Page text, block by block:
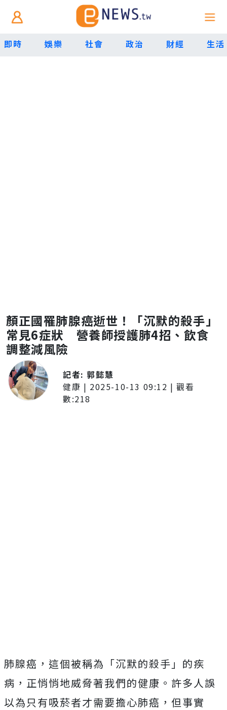
即時 娛樂 社會 政治 財經 生活
顏正國罹肺腺癌逝世！「沉默的殺手」
常見6症狀 營養師授護肺4招、飲食
調整減風險
記者:郭懿慧
健康 | 2025-10-13 09:12 | 觀看
數:218
肺腺癌，這個被稱為「沉默的殺手」的疾
病，正悄悄地威脅著我們的健康。許多人誤
以為只有吸菸者才需要擔心肺癌，但事實